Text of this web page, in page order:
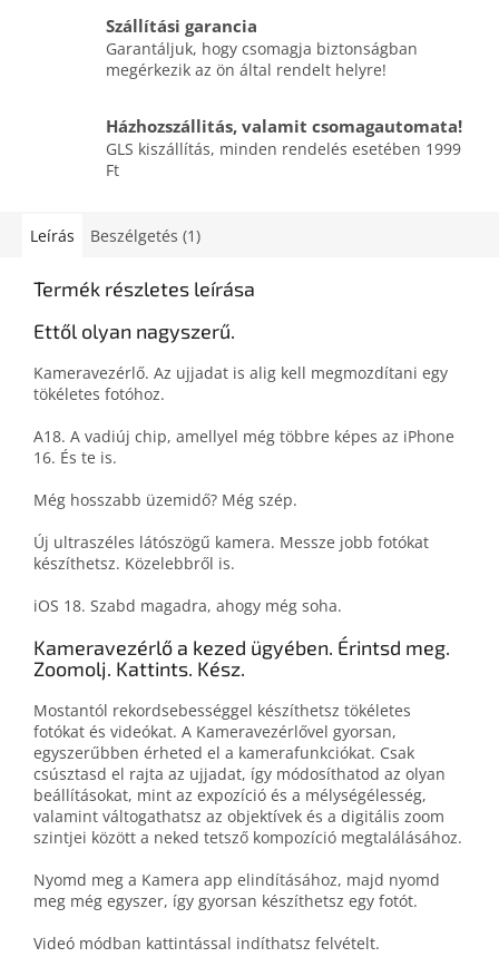
Szállítási garancia
Garantáljuk, hogy csomagja biztonságban
megérkezik az ön által rendelt helyre!
Házhozszállitás, valamit csomagautomata!
GLS kiszállítás, minden rendelés esetében 1999
Ft
Leírás Beszélgetés (1)
Termék részletes leírása
Ettől olyan nagyszerű.
Kamera­vezérlő. Az ujjadat is alig kell megmozdítani egy
tökéletes fotóhoz.
A18. A vadiúj chip, amellyel még többre képes az iPhone
16. És te is.
Még hosszabb üzemidő? Még szép.
Új ultraszéles látószögű kamera. Messze jobb fotókat
készíthetsz. Közelebbről is.
iOS 18. Szabd magadra, ahogy még soha.
Kamera­vezérlő a kezed ügyében. Érintsd meg.
Zoomolj. Kattints. Kész.
Mostantól rekordsebességgel készíthetsz tökéletes
fotókat és videókat. A Kameravezérlővel gyorsan,
egyszerűbben érheted el a kamerafunkciókat. Csak
csúsztasd el rajta az ujjadat, így módosíthatod az olyan
beállításokat, mint az expozíció és a mélységélesség,
valamint váltogathatsz az objektívek és a digitális zoom
szintjei között a neked tetsző kompozíció megtalálásához.
Nyomd meg a Kamera app elindításához, majd nyomd
meg még egyszer, így gyorsan készíthetsz egy fotót.
Videó módban kattintással indíthatsz felvételt.